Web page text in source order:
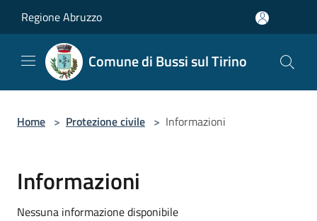
Regione Abruzzo
Comune di Bussi sul Tirino
Home > Protezione civile > Informazioni
Informazioni
Nessuna informazione disponibile